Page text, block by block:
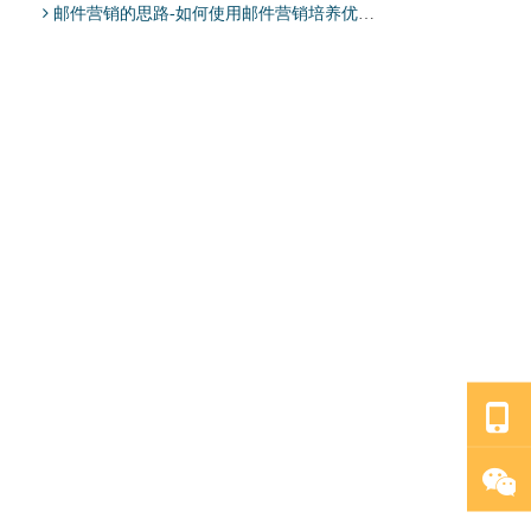
邮件营销的思路-如何使用邮件营销培养优质客户